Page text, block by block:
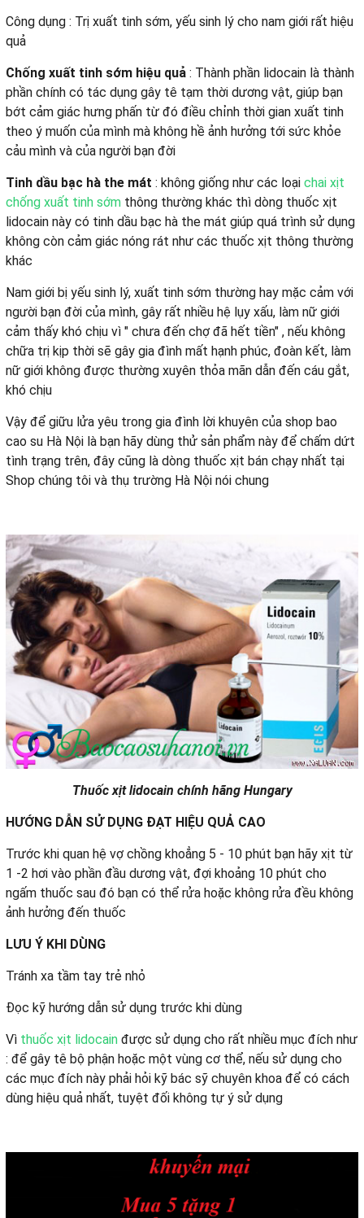
Công dụng : Trị xuất tinh sớm, yếu sinh lý cho nam giới rất hiệu
quả
Chống xuất tinh sớm hiệu quả : Thành phần lidocain là thành
phần chính có tác dụng gây tê tạm thời dương vật, giúp bạn
bớt cảm giác hưng phấn từ đó điều chỉnh thời gian xuất tinh
theo ý muốn của mình mà không hề ảnh hưởng tới sức khỏe
cảu mình và của người bạn đời
Tinh dầu bạc hà the mát : không giống như các loại chai xịt
chống xuất tinh sớm thông thường khác thì dòng thuốc xịt
lidocain này có tinh dầu bạc hà the mát giúp quá trình sử dụng
không còn cảm giác nóng rát như các thuốc xịt thông thường
khác
Nam giới bị yếu sinh lý, xuất tinh sớm thường hay mặc cảm với
người bạn đời của mình, gây rất nhiều hệ lụy xấu, làm nữ giới
cảm thấy khó chịu vì " chưa đến chợ đã hết tiền" , nếu không
chữa trị kịp thời sẽ gây gia đình mất hạnh phúc, đoàn kết, làm
nữ giới không được thường xuyên thỏa mãn dẫn đến cáu gắt,
khó chịu
Vậy để giữu lửa yêu trong gia đình lời khuyên của shop bao
cao su Hà Nội là bạn hãy dùng thử sản phẩm này để chấm dứt
tình trạng trên, đây cũng là dòng thuốc xịt bán chạy nhất tại
Shop chúng tôi và thụ trường Hà Nội nói chung
Thuốc xịt lidocain chính hãng Hungary
HƯỚNG DẪN SỬ DỤNG ĐẠT HIỆU QUẢ CAO
Trước khi quan hệ vợ chồng khoẳng 5 - 10 phút bạn hãy xịt từ
1 -2 hơi vào phần đầu dương vật, đợi khoảng 10 phút cho
ngấm thuốc sau đó bạn có thể rửa hoặc không rửa đều không
ảnh hưởng đến thuốc
LƯU Ý KHI DÙNG
Tránh xa tầm tay trẻ nhỏ
Đọc kỹ hướng dẫn sử dụng trước khi dùng
Vì thuốc xịt lidocain được sử dụng cho rất nhiều mục đích như
: để gây tê bộ phận hoặc một vùng cơ thể, nếu sử dụng cho
các mục đích này phải hỏi kỹ bác sỹ chuyên khoa để có cách
dùng hiệu quả nhất, tuyệt đối không tự ý sử dụng